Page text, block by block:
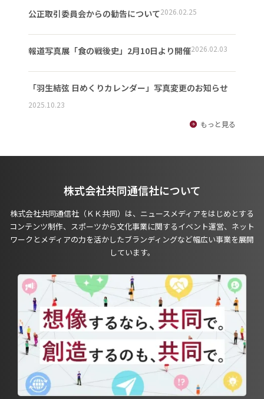
公正取引委員会からの勧告について2026.02.25
報道写真展「食の戦後史」2月10日より開催2026.02.03
「羽生結弦 日めくりカレンダー」写真変更のお知らせ
2025.10.23
もっと見る
株式会社共同通信社について
株式会社共同通信社（ＫＫ共同）は、ニュースメディアをはじめとする
コンテンツ制作、スポーツから文化事業に関するイベント運営、ネット
ワークとメディアの力を活かしたブランディングなど幅広い事業を展開
しています。